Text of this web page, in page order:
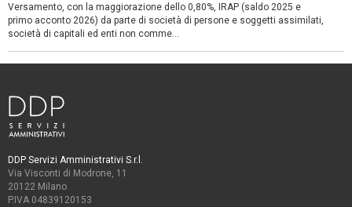
Versamento, con la maggiorazione dello 0,80%, IRAP (saldo 2025 e
primo acconto 2026) da parte di società di persone e soggetti assimilati,
società di capitali ed enti non comme...
DDP Servizi Amministrativi S.r.l.
Via Visconti di Modrone, 11
20122 Milano
P.IVA 04839120153